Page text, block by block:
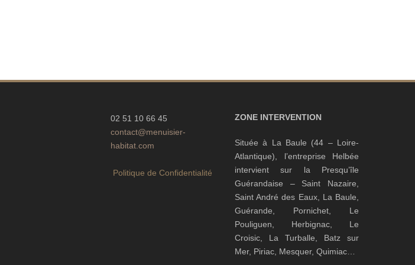
02 51 10 66 45
contact@menuisier-
habitat.com
Politique de Confidentialité
ZONE INTERVENTION
Située à La Baule (44 – Loire-
Atlantique), l’entreprise Helbée
intervient sur la Presqu’île
Guérandaise – Saint Nazaire,
Saint André des Eaux, La Baule,
Guérande, Pornichet, Le
Pouliguen, Herbignac, Le
Croisic, La Turballe, Batz sur
Mer, Piriac, Mesquer, Quimiac…